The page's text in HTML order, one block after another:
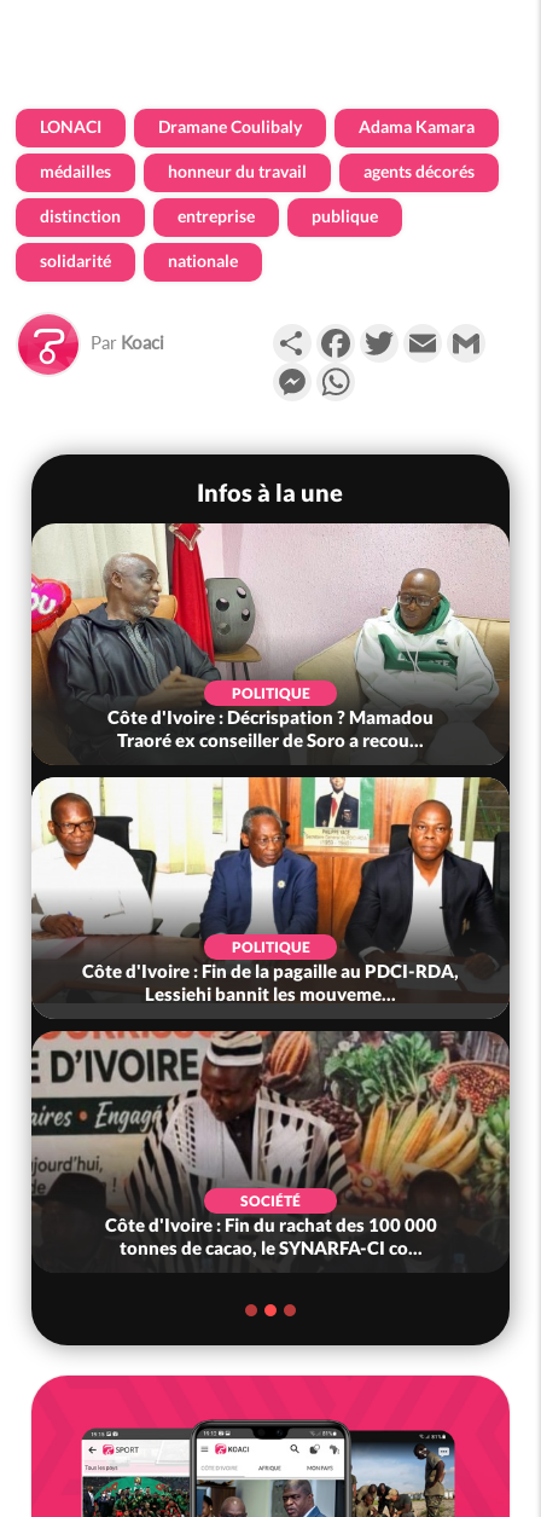
LONACI Dramane Coulibaly Adama Kamara
médailles honneur du travail agents décorés
distinction entreprise publique
solidarité nationale
Par Koaci PartagerFacebookTwitterEmail
Messenger
Infos à la une
POLITIQUE
Côte d'Ivoire : Décrispation ? Mamadou
Traoré ex conseiller de Soro a recou...
POLITIQUE
Côte d'Ivoire : Fin de la pagaille au PDCI-RDA,
Lessiehi bannit les mouveme...
SOCIÉTÉ
Côte d'Ivoire : Fin du rachat des 100 000
tonnes de cacao, le SYNARFA-CI co...